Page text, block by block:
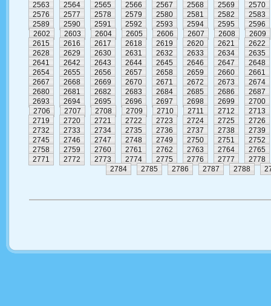
2563
2564 2565 2566 2567 2568 2569
2570
2576
2577 2578 2579 2580 2581 2582
2583
2589
2590 2591 2592 2593 2594 2595
2596
2602
2603 2604 2605 2606 2607 2608
2609
2615
2616 2617 2618 2619 2620 2621
2622
2628
2629 2630 2631 2632 2633 2634
2635
2641
2642 2643 2644 2645 2646 2647
2648
2654
2655 2656 2657 2658 2659 2660
2661
2667
2668 2669 2670 2671 2672 2673
2674
2680
2681 2682 2683 2684 2685 2686
2687
2693
2694 2695 2696 2697 2698 2699
2700
2706
2707 2708 2709 2710 2711 2712
2713
2719
2720 2721 2722 2723 2724 2725
2726
2732
2733 2734 2735 2736 2737 2738
2739
2745
2746 2747 2748 2749 2750 2751
2752
2758
2759 2760 2761 2762 2763 2764
2765
2771
2772 2773 2774 2775 2776 2777
2778
2784
2785 2786 2787 2788